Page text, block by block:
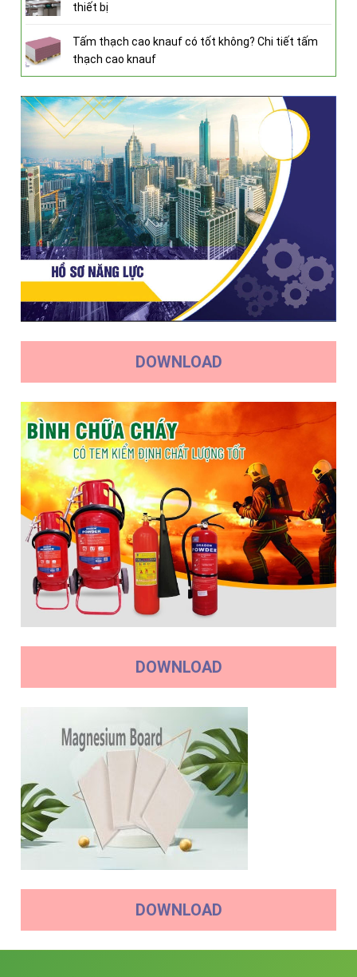
thiết bị
Tấm thạch cao knauf có tốt không? Chi tiết tấm
thạch cao knauf
DOWNLOAD
DOWNLOAD
DOWNLOAD